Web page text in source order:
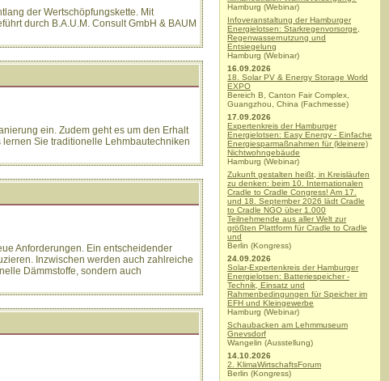
der Wertschöpfungskette. Mit
durch B.A.U.M. Consult GmbH & BAUM
ein. Zudem geht es um den Erhalt
Sie traditionelle Lehmbautechniken
Anforderungen. Ein entscheidender
Inzwischen werden auch zahlreiche
Dämmstoffe, sondern auch
Hamburg (Webinar)
Infoveranstaltung der Hamburger
Energielotsen: Starkregenvorsorge,
Regenwassernutzung und
Entsiegelung
Hamburg (Webinar)
16.09.2026
18. Solar PV & Energy Storage World
EXPO
Bereich B, Canton Fair Complex,
Guangzhou, China (Fachmesse)
17.09.2026
Expertenkreis der Hamburger
Energielotsen: Easy Energy - Einfache
Energiesparmaßnahmen für (kleinere)
Nichtwohngebäude
Hamburg (Webinar)
Zukunft gestalten heißt, in Kreisläufen
zu denken: beim 10. Internationalen
Cradle to Cradle Congress! Am 17.
und 18. September 2026 lädt Cradle
to Cradle NGO über 1.000
Teilnehmende aus aller Welt zur
größten Plattform für Cradle to Cradle
und
Berlin (Kongress)
24.09.2026
Solar-Expertenkreis der Hamburger
Energielotsen: Batteriespeicher -
Technik, Einsatz und
Rahmenbedingungen für Speicher im
EFH und Kleingewerbe
Hamburg (Webinar)
Schaubacken am Lehmmuseum
Gnevsdorf
Wangelin (Ausstellung)
14.10.2026
2. KlimaWirtschaftsForum
Berlin (Kongress)